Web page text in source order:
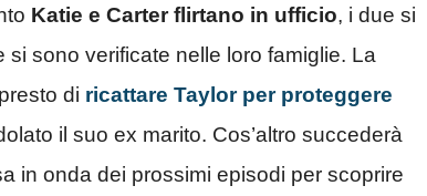
Katie e Carter flirtano in ufficio, i due si
sono verificate nelle loro famiglie. La
di ricattare Taylor per proteggere
il suo ex marito. Cos’altro succederà
in onda dei prossimi episodi per scoprire